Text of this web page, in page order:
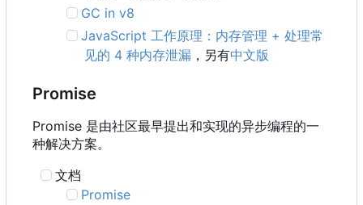
GC in v8
JavaScript 工作原理：内存管理 + 处理常
见的 4 种内存泄漏 ，另有中文版
Promise
Promise 是由社区最早提出和实现的异步编程的一
种解决方案。
文档
Promise